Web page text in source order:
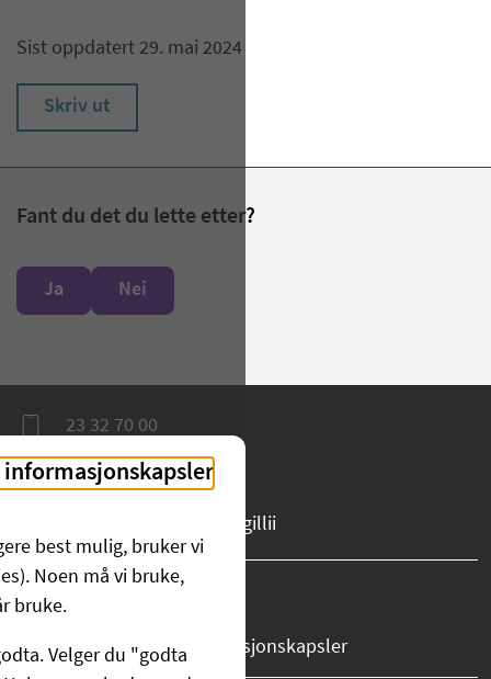
Sist oppdatert 29. mai 2024
Skriv ut
Fant du det du lette etter?
Ja Nei